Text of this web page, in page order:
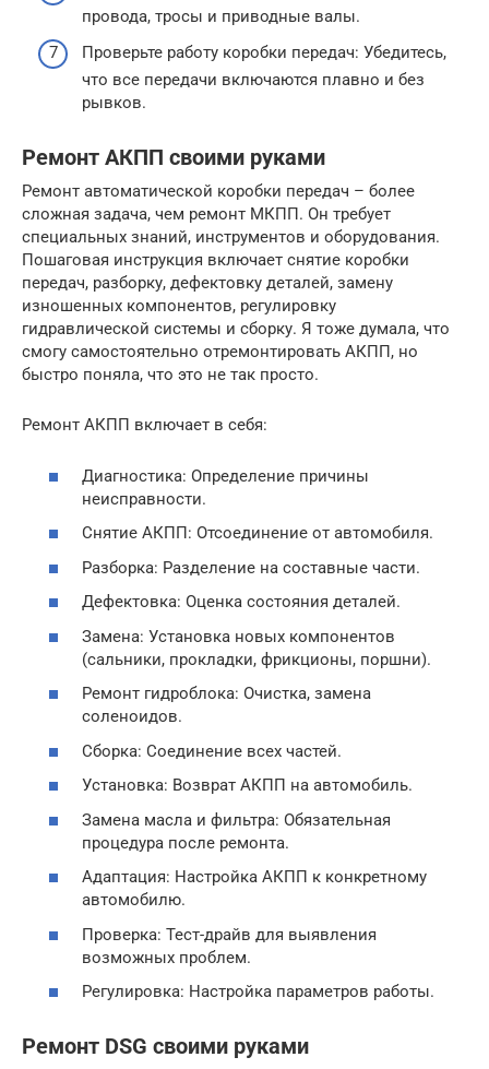
провода, тросы и приводные валы.
Проверьте работу коробки передач: Убедитесь,
что все передачи включаются плавно и без
рывков.
Ремонт АКПП своими руками
Ремонт автоматической коробки передач – более
сложная задача, чем ремонт МКПП. Он требует
специальных знаний, инструментов и оборудования.
Пошаговая инструкция включает снятие коробки
передач, разборку, дефектовку деталей, замену
изношенных компонентов, регулировку
гидравлической системы и сборку. Я тоже думала, что
смогу самостоятельно отремонтировать АКПП, но
быстро поняла, что это не так просто.
Ремонт АКПП включает в себя:
Диагностика: Определение причины
неисправности.
Снятие АКПП: Отсоединение от автомобиля.
Разборка: Разделение на составные части.
Дефектовка: Оценка состояния деталей.
Замена: Установка новых компонентов
(сальники, прокладки, фрикционы, поршни).
Ремонт гидроблока: Очистка, замена
соленоидов.
Сборка: Соединение всех частей.
Установка: Возврат АКПП на автомобиль.
Замена масла и фильтра: Обязательная
процедура после ремонта.
Адаптация: Настройка АКПП к конкретному
автомобилю.
Проверка: Тест-драйв для выявления
возможных проблем.
Регулировка: Настройка параметров работы.
Ремонт DSG своими руками